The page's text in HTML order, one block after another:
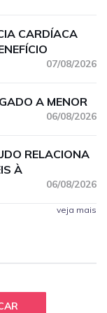
CARDÍACA
07/08/2026
A MENOR
06/08/2026
RELACIONA
À
06/08/2026
veja mais